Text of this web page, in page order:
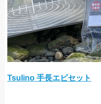
Tsulino 手長エビセット